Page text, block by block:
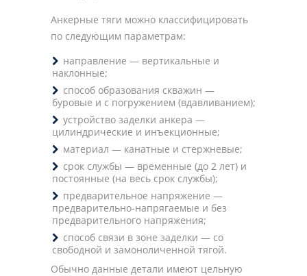
Анкерные тяги можно классифицировать
по следующим параметрам:
направление — вертикальные и
наклонные;
способ образования скважин —
буровые и с погружением (вдавливанием);
устройство заделки анкера —
цилиндрические и инъекционные;
материал — канатные и стержневые;
срок службы — временные (до 2 лет) и
постоянные (на весь срок службы);
предварительное напряжение —
предварительно-напрягаемые и без
предварительного напряжения;
способ связи в зоне заделки — со
свободной и замоноличенной тягой.
Обычно данные детали имеют цельную